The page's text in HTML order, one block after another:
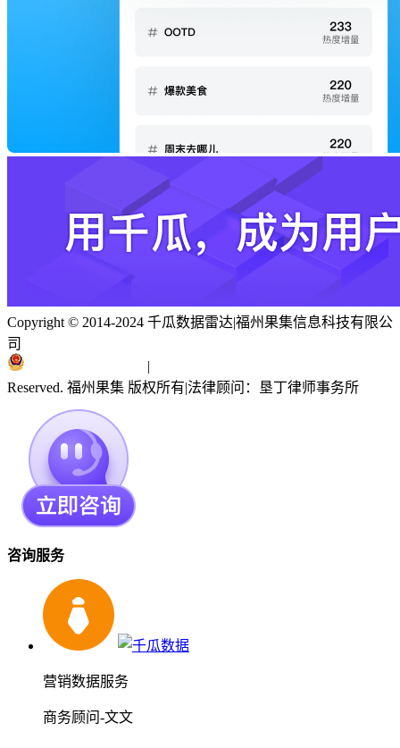
Copyright © 2014-2024 千瓜数据雷达|福州果集信息科技有限公
司
|
Reserved. 福州果集 版权所有|法律顾问：垦丁律师事务所
咨询服务
营销数据服务
商务顾问-文文